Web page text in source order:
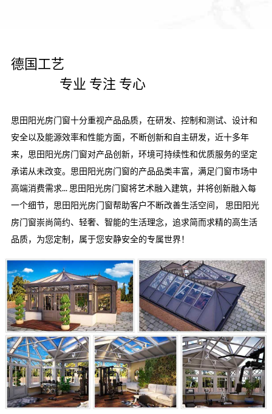
德国工艺
                专业 专注 专心
思田阳光房门窗十分重视产品品质，在研发、控制和测试、设计和
安全以及能源效率和性能方面，不断创新和自主研发，近十多年
来，思田阳光房门窗对产品创新，环境可持续性和优质服务的坚定
承诺从未改变。思田阳光房门窗的产品品类丰富，满足门窗市场中
高端消费需求... 思田阳光房门窗将艺术融入建筑，并将创新融入每
一个细节，思田阳光房门窗帮助客户不断改善生活空间， 思田阳光
房门窗崇尚简约、轻奢、智能的生活理念，追求简而求精的高生活
品质，为您定制，属于您安静安全的专属世界！